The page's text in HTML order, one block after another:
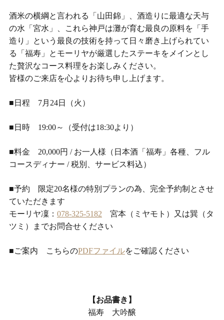
酒米の横綱と言われる「山田錦」、酒造りに最適な天与
の水「宮水」、これら神戸は灘が育む最良の原料を「手
造り」という最良の技術を持って日々磨き上げられてい
る「福寿」とモーリヤが厳選したステーキをメインとし
た贅沢なコース料理をお楽しみください。
皆様のご来店を心よりお待ち申し上げます。
■日程 7月24日（火）
■日時 19:00～（受付は18:30より）
■料金 20,000円 / お一人様（日本酒「福寿」各種、フル
コースディナー / 税別、サービス料込）
■予約 限定20名様の特別プランの為、完全予約制とさせ
ていただきます
モーリヤ凜： 078-325-5182 宮本（ミヤモト）又は巽（タ
ツミ）までお問合せください
■ご案内 こちらのPDFファイルをご確認ください
【お品書き】
福寿 大吟醸